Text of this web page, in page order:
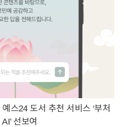
스24 도서 추천 서비스 ‘부처
AI’ 선보여